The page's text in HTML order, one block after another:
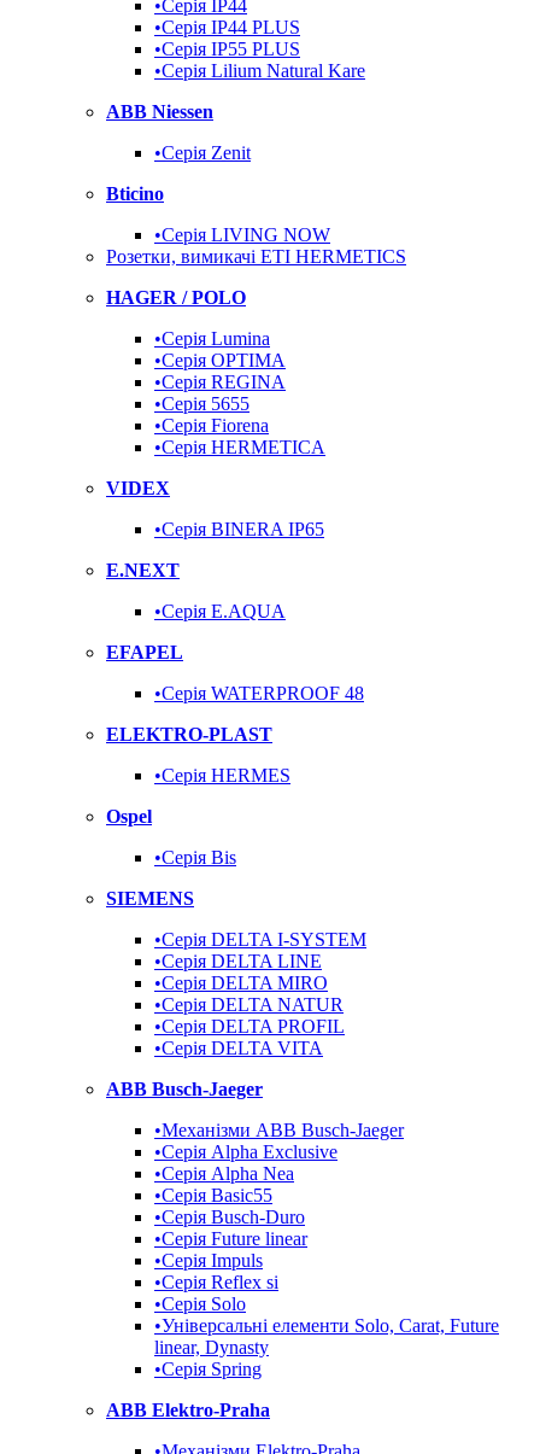
•Серія IP44
•Серія IP44 PLUS
•Серія IP55 PLUS
•Серія Lilium Natural Kare
ABB Niessen
•Серія Zenit
Bticino
•Серія LIVING NOW
Розетки, вимикачі ETI HERMETICS
HAGER / POLO
•Серія Lumina
•Серія OPTIMA
•Серія REGINA
•Серія 5655
•Серія Fiorena
•Серія HERMETICA
VIDEX
•Серія BINERA IP65
E.NEXT
•Серія E.AQUA
EFAPEL
•Серія WATERPROOF 48
ELEKTRO-PLAST
•Серія HERMES
Ospel
•Серія Bis
SIEMENS
•Серія DELTA I-SYSTEM
•Серія DELTA LINE
•Серія DELTA MIRO
•Серія DELTA NATUR
•Серія DELTA PROFIL
•Серія DELTA VITA
ABB Busch-Jaeger
•Механізми ABB Busch-Jaeger
•Серія Alpha Exclusive
•Серія Alpha Nea
•Серія Basic55
•Серія Busch-Duro
•Серія Future linear
•Серія Impuls
•Серія Reflex si
•Серія Solo
•Універсальні елементи Solo, Carat, Future
linear, Dynasty
•Серія Spring
ABB Elektro-Praha